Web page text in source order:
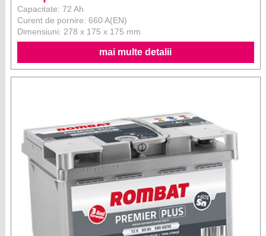
Capacitate: 72 Ah
Curent de pornire: 660 A(EN)
Dimensiuni: 278 x 175 x 175 mm
mai multe detalii